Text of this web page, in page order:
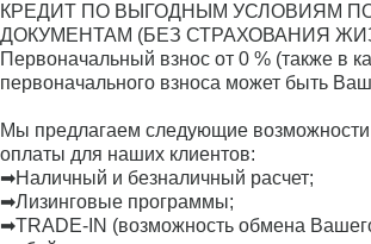
КРЕДИТ ПО ВЫГОДНЫМ УСЛОВИЯМ
ДОКУМЕНТАМ (БЕЗ СТРАХОВАНИЯ
Первоначальный взнос от 0 % (также в
первоначального взноса может быть
Мы предлагаем следующие
оплаты для наших клиентов:
➡Наличный и безналичный расчет;
➡Лизинговые программы;
➡TRADE-IN (возможность обмена